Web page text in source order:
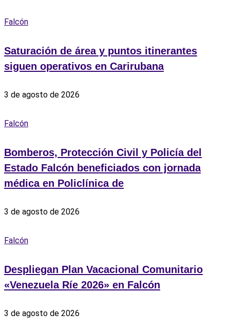
Falcón
Saturación de área y puntos itinerantes
siguen operativos en Carirubana
3 de agosto de 2026
Falcón
Bomberos, Protección Civil y Policía del
Estado Falcón beneficiados con jornada
médica en Policlínica de
3 de agosto de 2026
Falcón
Despliegan Plan Vacacional Comunitario
«Venezuela Ríe 2026» en Falcón
3 de agosto de 2026